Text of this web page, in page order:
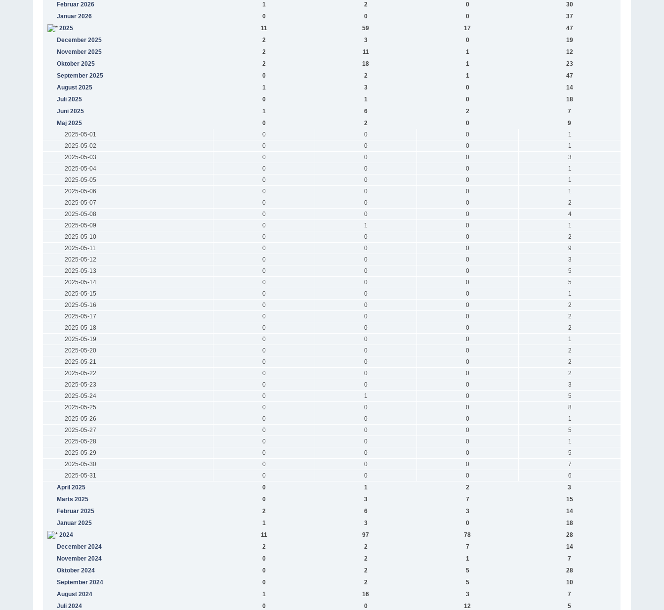
Februar 2026
1 2 0
30
Januar 2026
0 0 0
37
2025
11 59 17
47
December 2025
2 3 0
19
November 2025
2 11 1
12
Oktober 2025
2 18 1
23
September 2025
0 2 1
47
August 2025
1 3 0
14
Juli 2025
0 1 0
18
Juni 2025
1 6 2
7
Maj 2025
0 2 0
9
2025-05-01
0 0 0
1
2025-05-02
0 0 0
1
2025-05-03
0 0 0
3
2025-05-04
0 0 0
1
2025-05-05
0 0 0
1
2025-05-06
0 0 0
1
2025-05-07
0 0 0
2
2025-05-08
0 0 0
4
2025-05-09
0 1 0
1
2025-05-10
0 0 0
2
2025-05-11
0 0 0
9
2025-05-12
0 0 0
3
2025-05-13
0 0 0
5
2025-05-14
0 0 0
5
2025-05-15
0 0 0
1
2025-05-16
0 0 0
2
2025-05-17
0 0 0
2
2025-05-18
0 0 0
2
2025-05-19
0 0 0
1
2025-05-20
0 0 0
2
2025-05-21
0 0 0
2
2025-05-22
0 0 0
2
2025-05-23
0 0 0
3
2025-05-24
0 1 0
5
2025-05-25
0 0 0
8
2025-05-26
0 0 0
1
2025-05-27
0 0 0
5
2025-05-28
0 0 0
1
2025-05-29
0 0 0
5
2025-05-30
0 0 0
7
2025-05-31
0 0 0
6
April 2025
0 1 2
3
Marts 2025
0 3 7
15
Februar 2025
2 6 3
14
Januar 2025
1 3 0
18
2024
11 97 78
28
December 2024
2 2 7
14
November 2024
0 2 1
7
Oktober 2024
0 2 5
28
September 2024
0 2 5
10
August 2024
1 16 3
7
Juli 2024
0 0 12
5